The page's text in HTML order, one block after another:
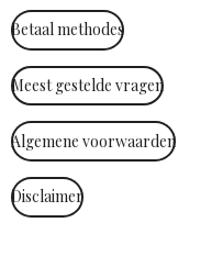
Betaal methodes
Meest gestelde vragen
Algemene voorwaarden
Disclaimer